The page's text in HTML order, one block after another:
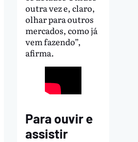
outra vez e, claro,
olhar para outros
mercados, como já
vem fazendo”,
afirma.
Para ouvir e
assistir